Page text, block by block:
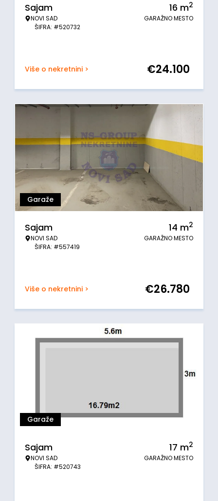
Sajam
NOVI SAD
ŠIFRA: #520732
16 m2
GARAŽNO MESTO
Više o nekretnini > €24.100
Garaže
Sajam
NOVI SAD
ŠIFRA: #557419
14 m2
GARAŽNO MESTO
Više o nekretnini > €26.780
Garaže
Sajam
NOVI SAD
ŠIFRA: #520743
17 m2
GARAŽNO MESTO